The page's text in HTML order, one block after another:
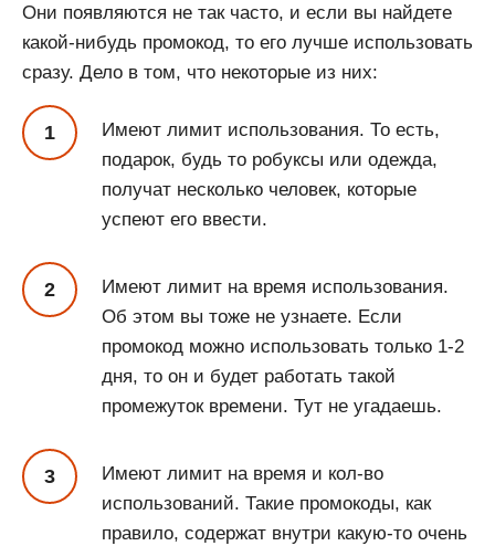
Они появляются не так часто, и если вы найдете
какой-нибудь промокод, то его лучше использовать
сразу. Дело в том, что некоторые из них:
Имеют лимит использования. То есть,
подарок, будь то робуксы или одежда,
получат несколько человек, которые
успеют его ввести.
Имеют лимит на время использования.
Об этом вы тоже не узнаете. Если
промокод можно использовать только 1-2
дня, то он и будет работать такой
промежуток времени. Тут не угадаешь.
Имеют лимит на время и кол-во
использований. Такие промокоды, как
правило, содержат внутри какую-то очень